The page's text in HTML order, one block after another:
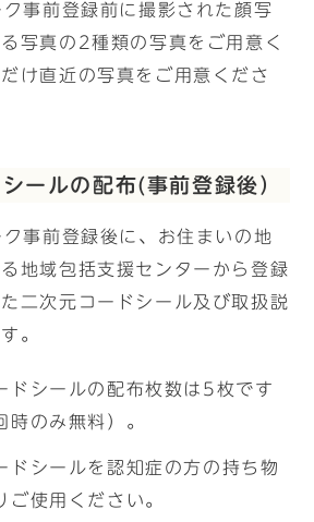
事前登録前に撮影された顔写
写真の2種類の写真をご用意く
け直近の写真をご用意くださ
ールの配布(事前登録後）
事前登録後に、お住まいの地
地域包括支援センターから登録
二次元コードシール及び取扱説
。
ドシールの配布枚数は5枚です
時のみ無料）。
ドシールを認知症の方の持ち物
ご使用ください。